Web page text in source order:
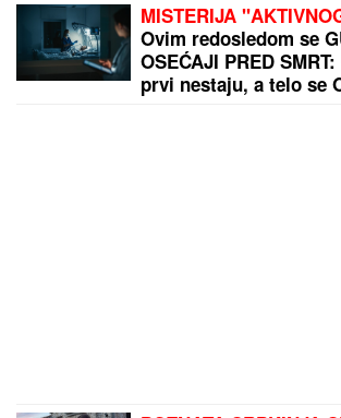
MISTERIJA
Ovim redosledom se
OSEĆAJI PRED
prvi nestaju, a telo se